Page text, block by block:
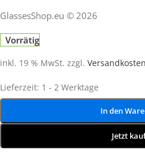
GlassesShop.eu © 2026
Vorrätig
inkl. 19 % MwSt. zzgl. Versandkosten
Lieferzeit: 1 - 2 Werktage
In den
Jetzt